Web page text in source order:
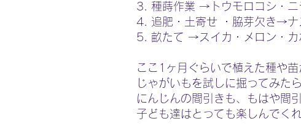
3. 種蒔作業 →トウモロコシ・ニ
4. 追肥・土寄せ ・脇芽欠き→ナ
5. 畝たて →スイカ・メロン・カ
ここ1ヶ月ぐらいで植えた種や苗
じゃがいもを試しに掘ってみた
にんじんの間引きも、もはや間
子ども達はとっても楽しんでく